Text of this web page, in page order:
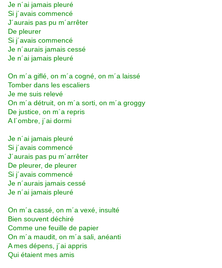
Je n´ai jamais pleuré
Si j´avais commencé
J´aurais pas pu m´arrêter
De pleurer
Si j´avais commencé
Je n´aurais jamais cessé
Je n´ai jamais pleuré
On m´a giflé, on m´a cogné, on m´a laissé
Tomber dans les escaliers
Je me suis relevé
On m´a détruit, on m´a sorti, on m´a groggy
De justice, on m´a repris
A l´ombre, j´ai dormi
Je n´ai jamais pleuré
Si j´avais commencé
J´aurais pas pu m´arrêter
De pleurer, de pleurer
Si j´avais commencé
Je n´aurais jamais cessé
Je n´ai jamais pleuré
On m´a cassé, on m´a vexé, insulté
Bien souvent déchiré
Comme une feuille de papier
On m´a maudit, on m´a sali, anéanti
A mes dépens, j´ai appris
Qui étaient mes amis